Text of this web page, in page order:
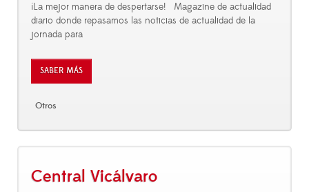
¡La mejor manera de despertarse! Magazine de actualidad
diario donde repasamos las noticias de actualidad de la
jornada para
SABER MÁS
Otros
Central Vicálvaro